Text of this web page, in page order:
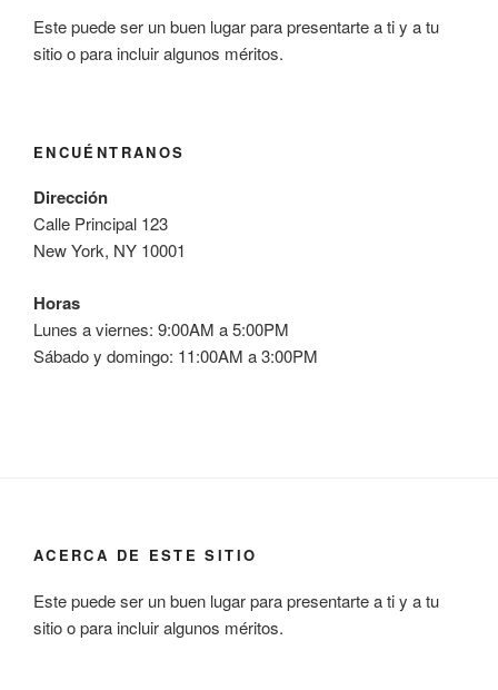
Este puede ser un buen lugar para presentarte a ti y a tu
sitio o para incluir algunos méritos.
ENCUÉNTRANOS
Dirección
Calle Principal 123
New York, NY 10001
Horas
Lunes a viernes: 9:00AM a 5:00PM
Sábado y domingo: 11:00AM a 3:00PM
ACERCA DE ESTE SITIO
Este puede ser un buen lugar para presentarte a ti y a tu
sitio o para incluir algunos méritos.